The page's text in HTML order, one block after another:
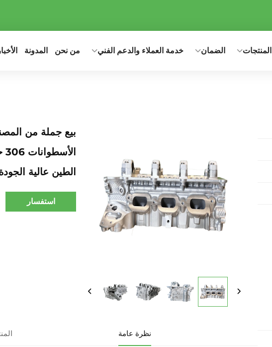
المنتجات الضمان خدمة العملاء والدعم الفني من نحن المدونة
بيع جملة من
الطين عالية
استفسار
نظرة عامة